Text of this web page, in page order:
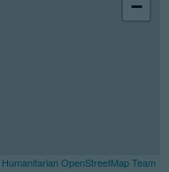
−
Humanitarian OpenStreetMap Team